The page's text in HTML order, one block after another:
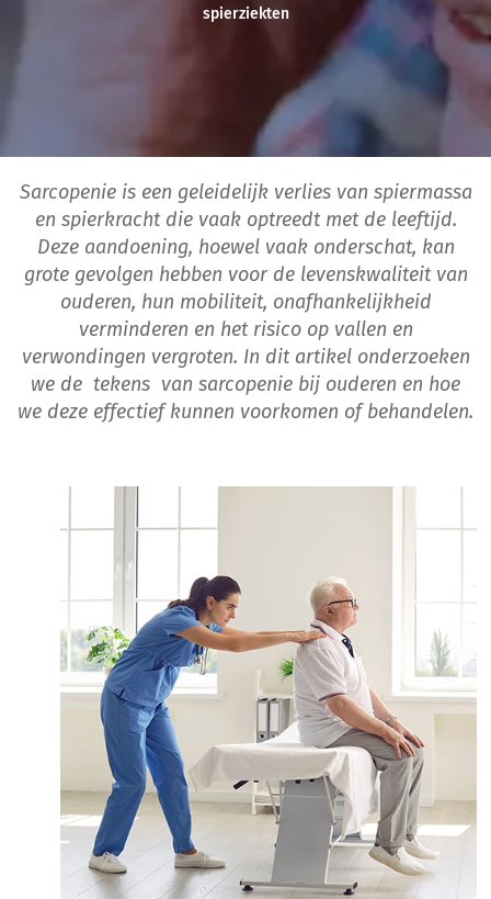
spierziekten
Sarcopenie is een geleidelijk verlies van spiermassa
en spierkracht die vaak optreedt met de leeftijd.
Deze aandoening, hoewel vaak onderschat, kan
grote gevolgen hebben voor de levenskwaliteit van
ouderen, hun mobiliteit, onafhankelijkheid
verminderen en het risico op vallen en
verwondingen vergroten. In dit artikel onderzoeken
we de tekens van sarcopenie bij ouderen en hoe
we deze effectief kunnen voorkomen of behandelen.